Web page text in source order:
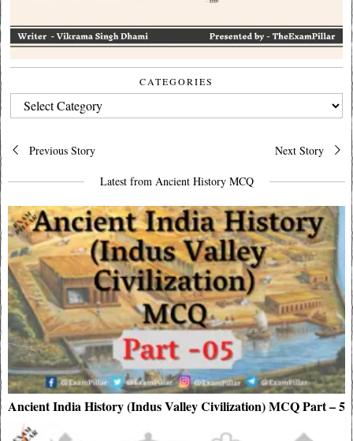
CATEGORIES
CATEGORIES
Post
navigation
Previous Story Next Story
Latest from Ancient History MCQ
Ancient India History (Indus Valley Civilization) MCQ Part – 5